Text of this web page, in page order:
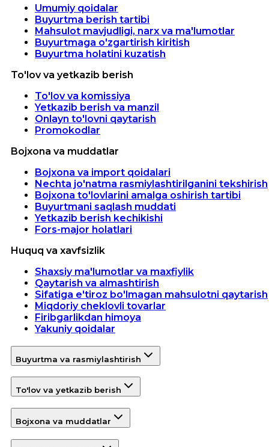
Umumiy qoidalar
Buyurtma berish tartibi
Mahsulot mavjudligi, narx va ma'lumotlar
Buyurtmaga o'zgartirish kiritish
Buyurtma holatini kuzatish
To'lov va yetkazib berish
To'lov va komissiya
Yetkazib berish va manzil
Onlayn to'lovni qaytarish
Promokodlar
Bojxona va muddatlar
Bojxona va import qoidalari
Nechta jo'natma rasmiylashtirilganini tekshirish
Bojxona to'lovlarini amalga oshirish tartibi
Buyurtmani saqlash muddati
Yetkazib berish kechikishi
Fors-major holatlari
Huquq va xavfsizlik
Shaxsiy ma'lumotlar va maxfiylik
Qaytarish va almashtirish
Sifatiga e'tiroz bo'lmagan mahsulotni qaytarish
Miqdoriy cheklovli tovarlar
Firibgarlikdan himoya
Yakuniy qoidalar
Buyurtma va rasmiylashtirish
To'lov va yetkazib berish
Bojxona va muddatlar